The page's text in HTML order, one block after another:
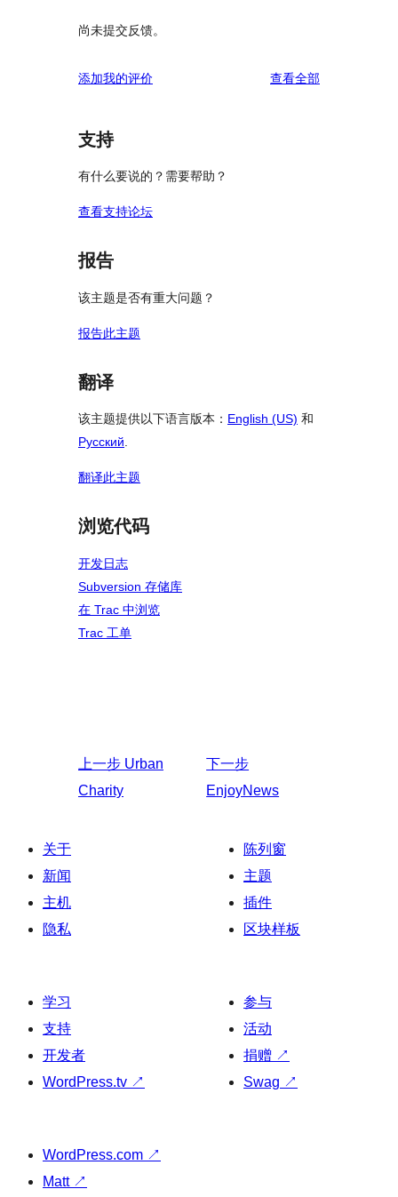
尚未提交反馈。
添加我的评价 查看全部评
支持
有什么要说的？需要帮助？
查看支持论坛
报告
该主题是否有重大问题？
报告此主题
翻译
该主题提供以下语言版本： English (US) 和
Русский.
翻译此主题
浏览代码
开发日志
Subversion 存储库
在 Trac 中浏览
Trac 工单
上一步 Urban
Charity
下一步
EnjoyNews
关于
新闻
主机
隐私
陈列窗
主题
插件
区块样板
学习
支持
开发者
WordPress.tv ↗
参与
活动
捐赠 ↗
Swag ↗
WordPress.com ↗
Matt ↗